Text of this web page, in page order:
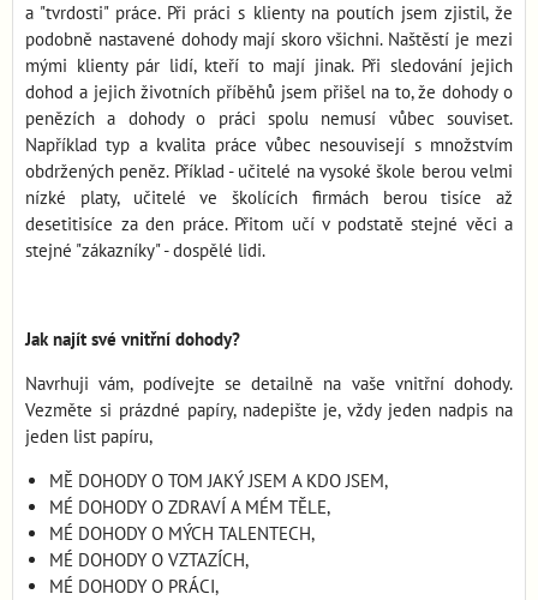
a "tvrdosti" práce. Při práci s klienty na poutích jsem zjistil, že
podobně nastavené dohody mají skoro všichni. Naštěstí je mezi
mými klienty pár lidí, kteří to mají jinak. Při sledování jejich
dohod a jejich životních příběhů jsem přišel na to, že dohody o
penězích a dohody o práci spolu nemusí vůbec souviset.
Například typ a kvalita práce vůbec nesouvisejí s množstvím
obdržených peněz. Příklad - učitelé na vysoké škole berou velmi
nízké platy, učitelé ve školících firmách berou tisíce až
desetitisíce za den práce. Přitom učí v podstatě stejné věci a
stejné "zákazníky" - dospělé lidi.
Jak najít své vnitřní dohody?
Navrhuji vám, podívejte se detailně na vaše vnitřní dohody.
Vezměte si prázdné papíry, nadepište je, vždy jeden nadpis na
jeden list papíru,
MĚ DOHODY O TOM JAKÝ JSEM A KDO JSEM,
MÉ DOHODY O ZDRAVÍ A MÉM TĚLE,
MÉ DOHODY O MÝCH TALENTECH,
MÉ DOHODY O VZTAZÍCH,
MÉ DOHODY O PRÁCI,